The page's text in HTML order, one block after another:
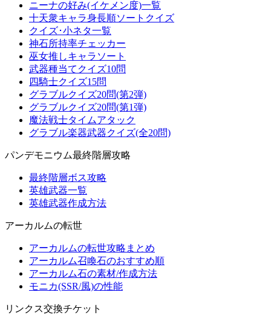
ニーナの好み(イケメン度)一覧
十天衆キャラ身長順ソートクイズ
クイズ･小ネタ一覧
神石所持率チェッカー
巫女推しキャラソート
武器種当てクイズ10問
四騎士クイズ15問
グラブルクイズ20問(第2弾)
グラブルクイズ20問(第1弾)
魔法戦士タイムアタック
グラブル楽器武器クイズ(全20問)
パンデモニウム最終階層攻略
最終階層ボス攻略
英雄武器一覧
英雄武器作成方法
アーカルムの転世
アーカルムの転世攻略まとめ
アーカルム召喚石のおすすめ順
アーカルム石の素材/作成方法
モニカ(SSR/風)の性能
リンクス交換チケット